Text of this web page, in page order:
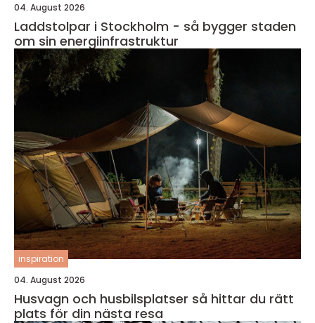
04. August 2026
Laddstolpar i Stockholm - så bygger staden
om sin energiinfrastruktur
inspiration
04. August 2026
Husvagn och husbilsplatser så hittar du rätt
plats för din nästa resa